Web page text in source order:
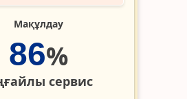
Мақұлдау
86%
сервис